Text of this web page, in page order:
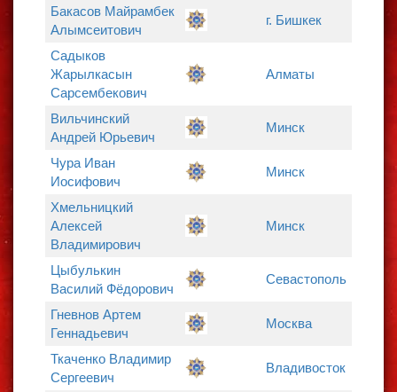
Бакасов Майрамбек
Алымсеитович
г. Бишкек
Садыков
Жарылкасын
Сарсембекович
Алматы
Вильчинский
Андрей Юрьевич
Минск
Чура Иван
Иосифович
Минск
Хмельницкий
Алексей
Владимирович
Минск
Цыбулькин
Василий Фёдорович
Севастополь
Гневнов Артем
Геннадьевич
Москва
Ткаченко Владимир
Сергеевич
Владивосток